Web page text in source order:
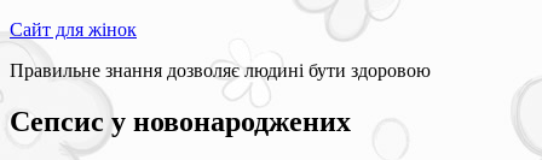
Сайт для жінок
Правильне знання дозволяє людині бути здоровою
Сепсис у новонароджених